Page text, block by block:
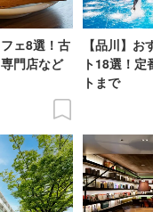
ェ8選！古
門店など
【品川】
ト18選！
トまで